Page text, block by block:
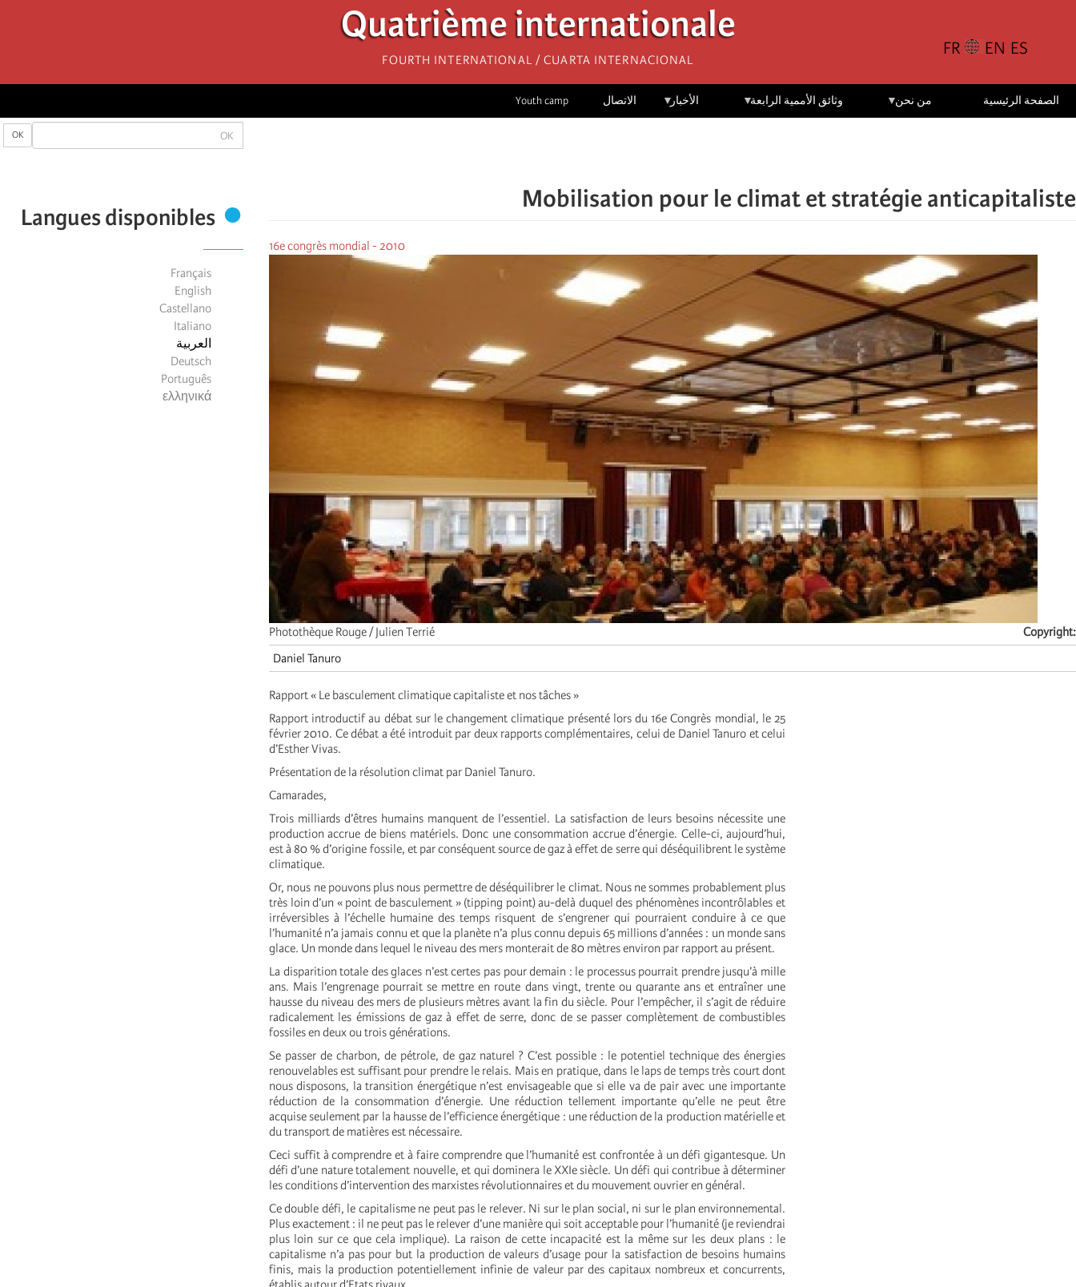
Quatrième internationale
Fourth International / Cuarta Internacional
الصفحة الرئيسية من نحن وثائق الأممية الرابعة الأخبار الاتصال Youth camp
OK
OK
Langues disponibles
Français
English
Castellano
Italiano
العربية
Deutsch
Português
ελληνικά
Mobilisation pour le climat et stratégie anticapitaliste
16e congrès mondial - 2010
Copyright
Photothèque Rouge / Julien Terrié
Daniel Tanuro
Rapport « Le basculement climatique capitaliste et nos tâches »
Rapport introductif au débat sur le changement climatique présenté lors du 16e Congrès mondial, le 25
février 2010. Ce débat a été introduit par deux rapports complémentaires, celui de Daniel Tanuro et celui
d’Esther Vivas.
Présentation de la résolution climat par Daniel Tanuro.
Camarades,
Trois milliards d’êtres humains manquent de l’essentiel. La satisfaction de leurs besoins nécessite une
production accrue de biens matériels. Donc une consommation accrue d’énergie. Celle-ci, aujourd’hui,
est à 80 % d’origine fossile, et par conséquent source de gaz à effet de serre qui déséquilibrent le système
climatique.
Or, nous ne pouvons plus nous permettre de déséquilibrer le climat. Nous ne sommes probablement plus
très loin d’un « point de basculement » (tipping point) au-delà duquel des phénomènes incontrôlables et
irréversibles à l’échelle humaine des temps risquent de s’engrener qui pourraient conduire à ce que
l’humanité n’a jamais connu et que la planète n’a plus connu depuis 65 millions d’années : un monde sans
glace. Un monde dans lequel le niveau des mers monterait de 80 mètres environ par rapport au présent.
La disparition totale des glaces n’est certes pas pour demain : le processus pourrait prendre jusqu’à mille
ans. Mais l’engrenage pourrait se mettre en route dans vingt, trente ou quarante ans et entraîner une
hausse du niveau des mers de plusieurs mètres avant la fin du siècle. Pour l’empêcher, il s’agit de réduire
radicalement les émissions de gaz à effet de serre, donc de se passer complètement de combustibles
fossiles en deux ou trois générations.
Se passer de charbon, de pétrole, de gaz naturel ? C’est possible : le potentiel technique des énergies
renouvelables est suffisant pour prendre le relais. Mais en pratique, dans le laps de temps très court dont
nous disposons, la transition énergétique n’est envisageable que si elle va de pair avec une importante
réduction de la consommation d’énergie. Une réduction tellement importante qu’elle ne peut être
acquise seulement par la hausse de l’efficience énergétique : une réduction de la production matérielle et
du transport de matières est nécessaire.
Ceci suffit à comprendre et à faire comprendre que l’humanité est confrontée à un défi gigantesque. Un
défi d’une nature totalement nouvelle, et qui dominera le XXIe siècle. Un défi qui contribue à déterminer
les conditions d’intervention des marxistes révolutionnaires et du mouvement ouvrier en général.
Ce double défi, le capitalisme ne peut pas le relever. Ni sur le plan social, ni sur le plan environnemental.
Plus exactement : il ne peut pas le relever d’une manière qui soit acceptable pour l’humanité (je reviendrai
plus loin sur ce que cela implique). La raison de cette incapacité est la même sur les deux plans : le
capitalisme n’a pas pour but la production de valeurs d’usage pour la satisfaction de besoins humains
finis, mais la production potentiellement infinie de valeur par des capitaux nombreux et concurrents,